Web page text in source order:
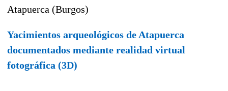
Atapuerca (Burgos)
Yacimientos arqueológicos de Atapuerca
documentados mediante realidad virtual
fotográfica (3D)